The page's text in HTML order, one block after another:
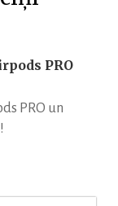
PRO
PRO un